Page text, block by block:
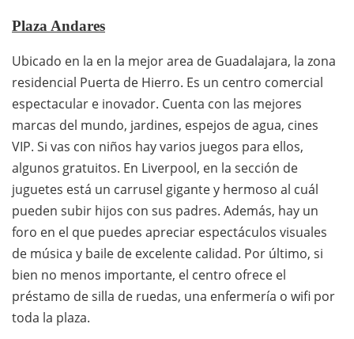
Plaza Andares
Ubicado en la en la mejor area de Guadalajara, la zona
residencial Puerta de Hierro. Es un centro comercial
espectacular e inovador. Cuenta con las mejores
marcas del mundo, jardines, espejos de agua, cines
VIP. Si vas con niños hay varios juegos para ellos,
algunos gratuitos. En Liverpool, en la sección de
juguetes está un carrusel gigante y hermoso al cuál
pueden subir hijos con sus padres. Además, hay un
foro en el que puedes apreciar espectáculos visuales
de música y baile de excelente calidad. Por último, si
bien no menos importante, el centro ofrece el
préstamo de silla de ruedas, una enfermería o wifi por
toda la plaza.